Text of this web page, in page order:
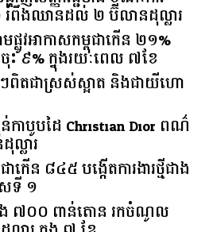
រំពឹង​ឈានដល់​ ​២​ ​ប៊ីលាន​ដុល្លារ​
លូវអាកាសកម្ពុជាកើន ២១%
ះ ៩% ក្នុងរយៈពេល ៧ខែ
ពិតជាស្រស់ស្អាត និងជាយីហោ
កាបូបដៃ Christian Dior ពណ៌
ល្លារ
ើន​ ​៨៤៥​ ​បង្កើត​ការងារ​ថ្មី​ជាង​
ស​ទី ​១​
ាង ៧០០ ពាន់តោន រកចំណូល